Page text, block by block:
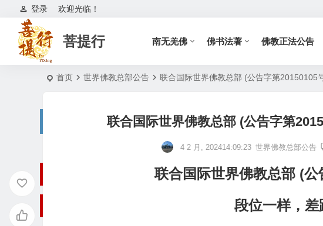
欢迎光临！
登录
菩提行 南无羌佛 佛书法著 佛教正法公告
首页 世界佛教总部公告 联合国际世界佛教总部 (公告字第20150105
联合国际世界佛教总部 (公告字第
4 2 月, 202414:09:23 世界佛教总部公告
联合国际世界佛教总部 (公
段位一样，差